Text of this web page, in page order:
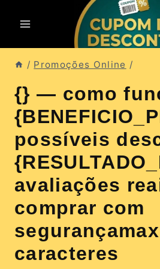
para
o
Conteúdo
/ Promoções Online /
{} — como
possíveis
avaliações
comprar com
caracteres